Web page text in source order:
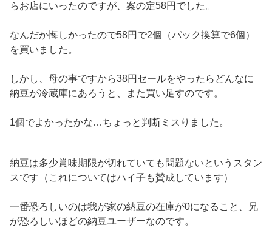
らお店にいったのですが、案の定58円でした。
なんだか悔しかったので58円で2個（パック換算で6個）
を買いました。
しかし、母の事ですから38円セールをやったらどんなに
納豆が冷蔵庫にあろうと、また買い足すのです。
1個でよかったかな…ちょっと判断ミスりました。
納豆は多少賞味期限が切れていても問題ないというスタン
スです（これについてはハイ子も賛成しています）
一番恐ろしいのは我が家の納豆の在庫が0になること、兄
が恐ろしいほどの納豆ユーザーなのです。